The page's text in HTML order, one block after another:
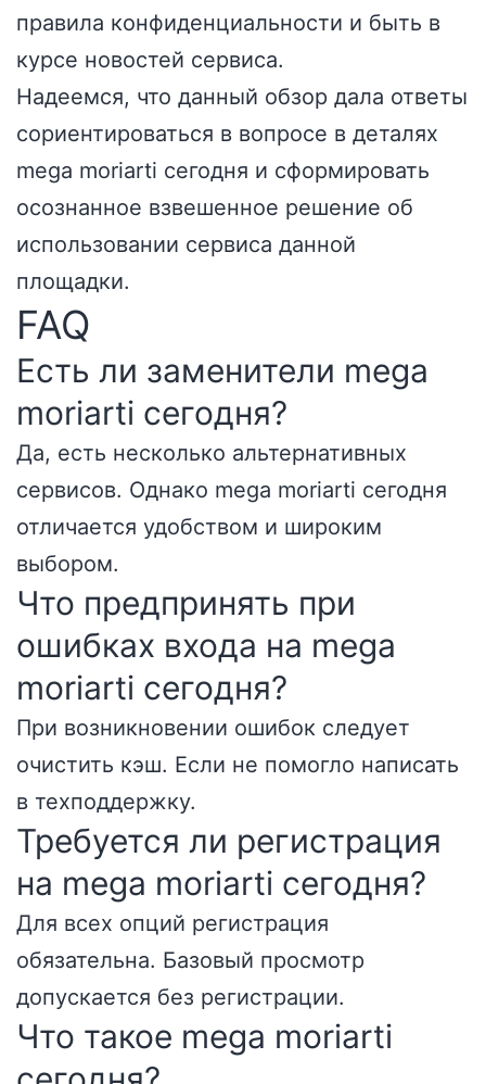
правила конфиденциальности и быть в
курсе новостей сервиса.
Надеемся, что данный обзор дала ответы
сориентироваться в вопросе в деталях
mega moriarti сегодня и сформировать
осознанное взвешенное решение об
использовании сервиса данной
площадки.
FAQ
Есть ли заменители mega
moriarti сегодня?
Да, есть несколько альтернативных
сервисов. Однако mega moriarti сегодня
отличается удобством и широким
выбором.
Что предпринять при
ошибках входа на mega
moriarti сегодня?
При возникновении ошибок следует
очистить кэш. Если не помогло написать
в техподдержку.
Требуется ли регистрация
на mega moriarti сегодня?
Для всех опций регистрация
обязательна. Базовый просмотр
допускается без регистрации.
Что такое mega moriarti